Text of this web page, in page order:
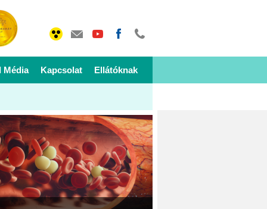
Média Kapcsolat Ellátóknak